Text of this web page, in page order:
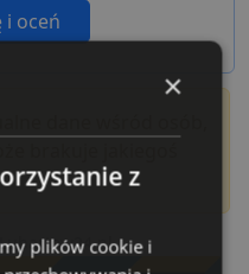
i oceń
×
z
plików cookie i